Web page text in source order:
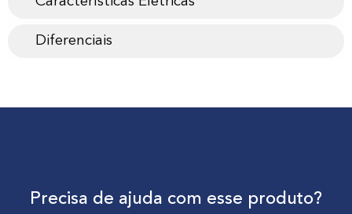
Diferenciais
Precisa de ajuda com esse produto?